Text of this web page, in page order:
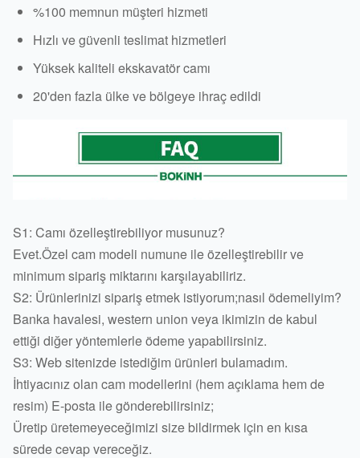
%100 memnun müşteri hizmeti
Hızlı ve güvenli teslimat hizmetleri
Yüksek kaliteli ekskavatör camı
20'den fazla ülke ve bölgeye ihraç edildi
S1: Camı özelleştirebiliyor musunuz?
Evet.Özel cam modeli numune ile özelleştirebilir ve
minimum sipariş miktarını karşılayabiliriz.
S2: Ürünlerinizi sipariş etmek istiyorum;nasıl ödemeliyim?
Banka havalesi, western union veya ikimizin de kabul
ettiği diğer yöntemlerle ödeme yapabilirsiniz.
S3: Web sitenizde istediğim ürünleri bulamadım.
İhtiyacınız olan cam modellerini (hem açıklama hem de
resim) E-posta ile gönderebilirsiniz;
Üretip üretemeyeceğimizi size bildirmek için en kısa
sürede cevap vereceğiz.